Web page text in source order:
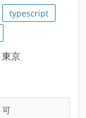
typescript
東京
可